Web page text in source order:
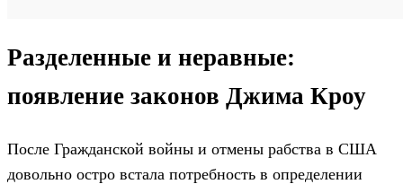
Разделенные и неравные:
появление законов Джима Кроу
После Гражданской войны и отмены рабства в США
довольно остро встала потребность в определении